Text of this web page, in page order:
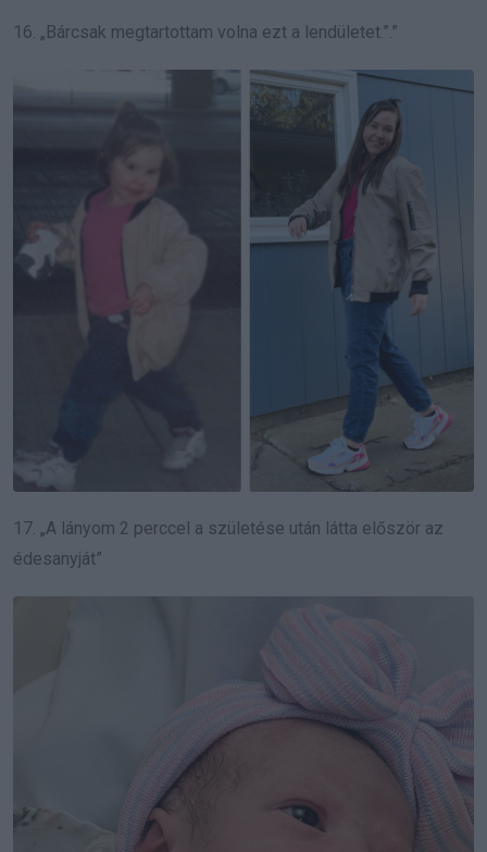
16. „Bárcsak megtartottam volna ezt a lendületet.”.”
17. „A lányom 2 perccel a születése után látta először az
édesanyját”